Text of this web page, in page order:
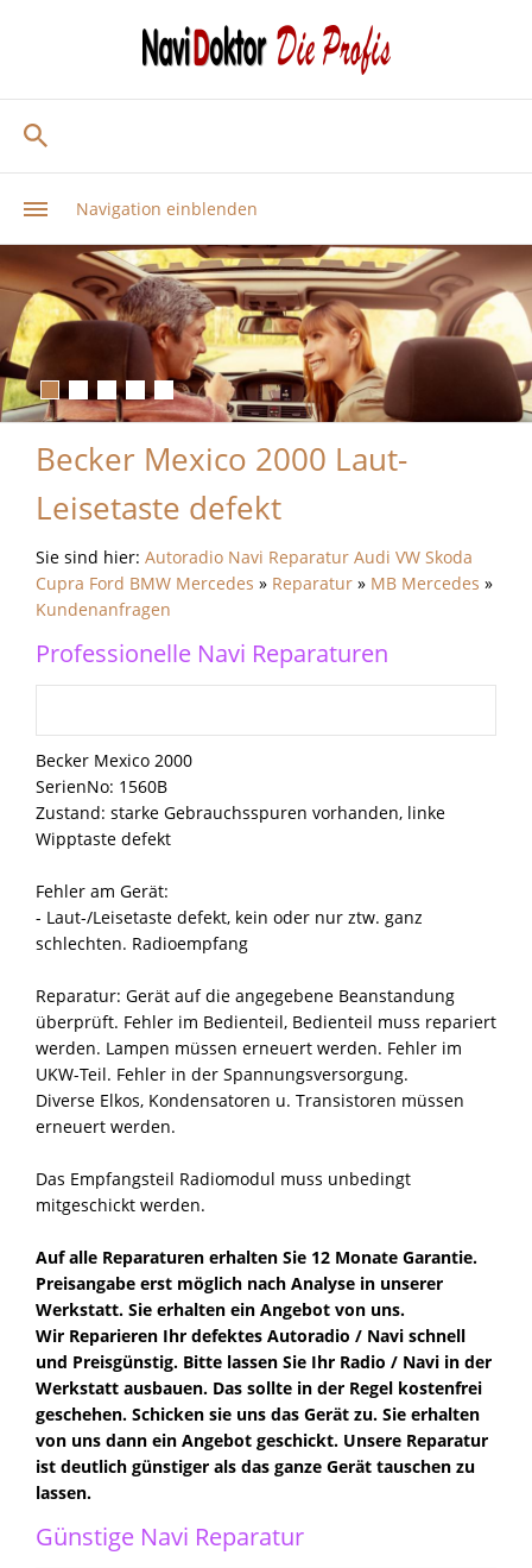
Navigation einblenden
Becker Mexico 2000 Laut-
Leisetaste defekt
Sie sind hier: Autoradio Navi Reparatur Audi VW Skoda
Cupra Ford BMW Mercedes » Reparatur » MB Mercedes »
Kundenanfragen
Professionelle Navi Reparaturen
Becker Mexico 2000
SerienNo: 1560B
Zustand: starke Gebrauchsspuren vorhanden, linke
Wipptaste defekt
Fehler am Gerät:
- Laut-/Leisetaste defekt, kein oder nur ztw. ganz
schlechten. Radioempfang
Reparatur: Gerät auf die angegebene Beanstandung
überprüft. Fehler im Bedienteil, Bedienteil muss repariert
werden. Lampen müssen erneuert werden. Fehler im
UKW-Teil. Fehler in der Spannungsversorgung.
Diverse Elkos, Kondensatoren u. Transistoren müssen
erneuert werden.
Das Empfangsteil Radiomodul muss unbedingt
mitgeschickt werden.
Auf alle Reparaturen erhalten Sie 12 Monate Garantie.
Preisangabe erst möglich nach Analyse in unserer
Werkstatt. Sie erhalten ein Angebot von uns.
Wir Reparieren Ihr defektes Autoradio / Navi schnell
und Preisgünstig. Bitte lassen Sie Ihr Radio / Navi in der
Werkstatt ausbauen. Das sollte in der Regel kostenfrei
geschehen. Schicken sie uns das Gerät zu. Sie erhalten
von uns dann ein Angebot geschickt. Unsere Reparatur
ist deutlich günstiger als das ganze Gerät tauschen zu
lassen.
Günstige Navi Reparatur